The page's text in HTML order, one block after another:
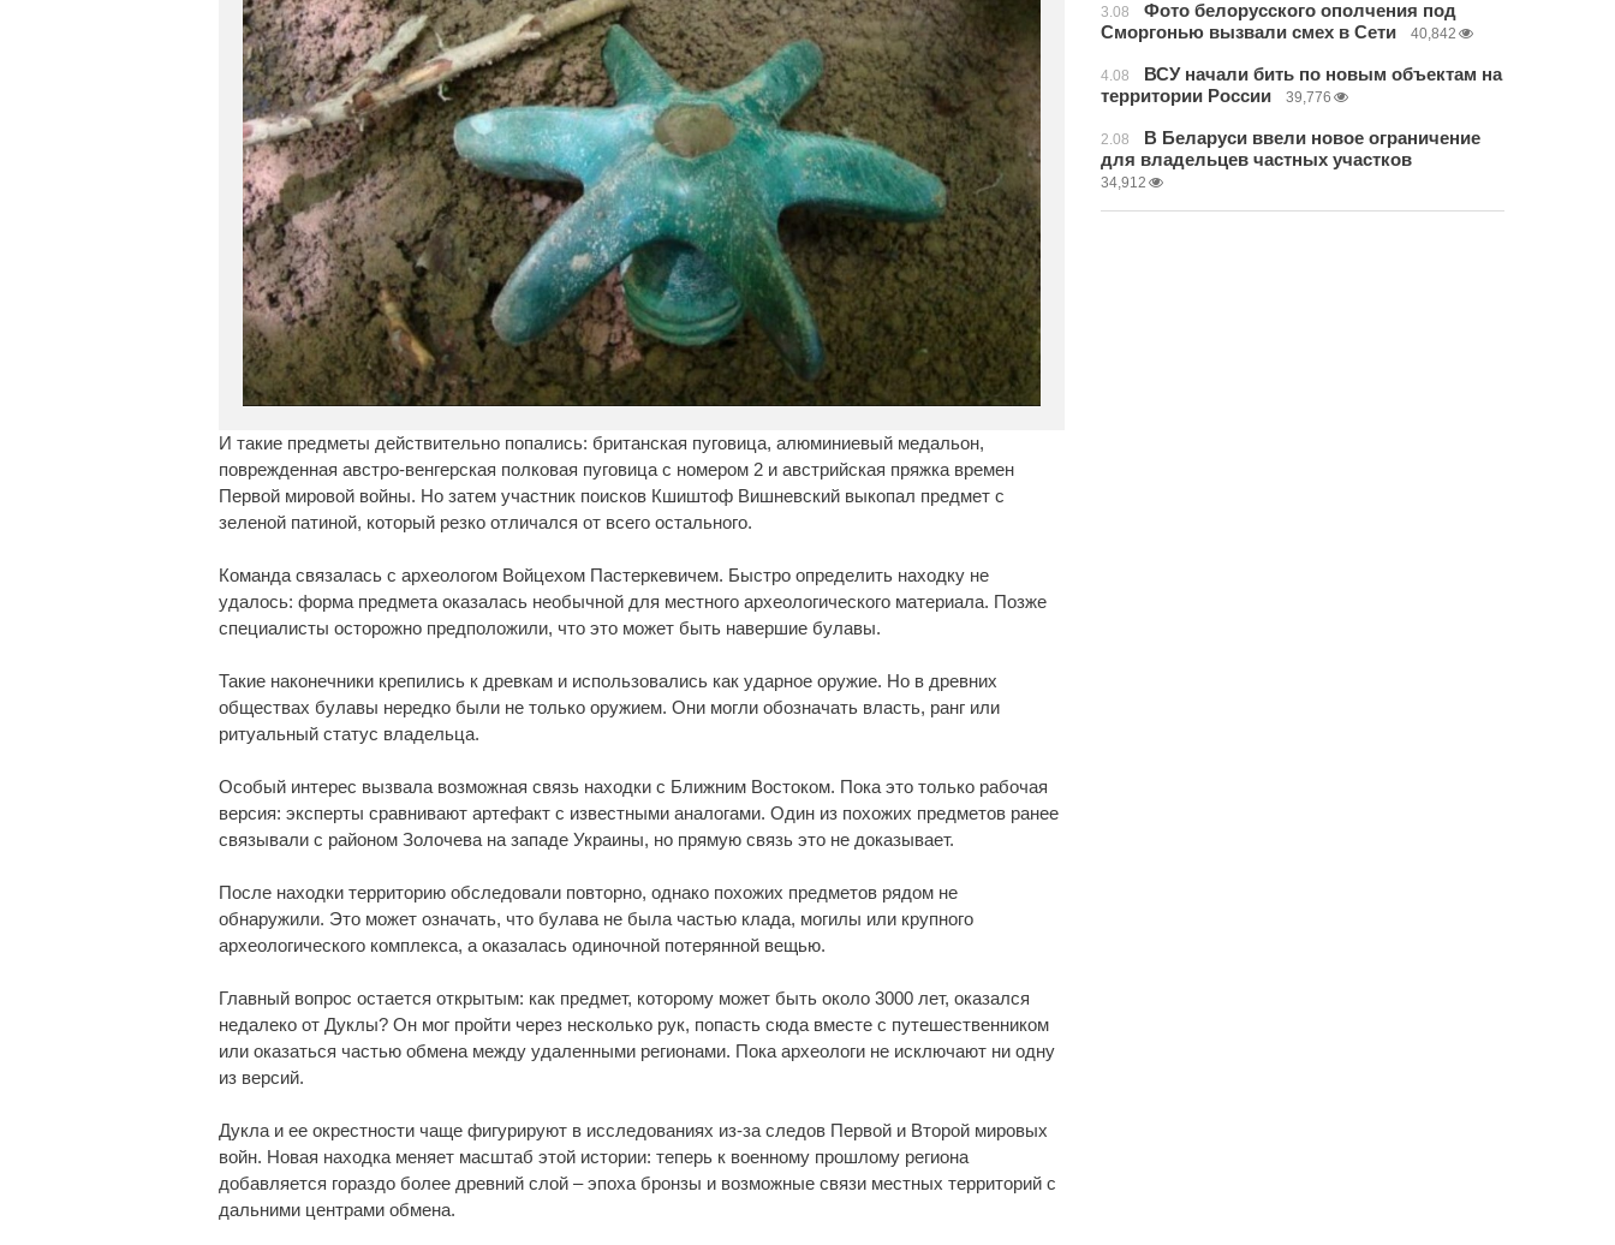
И такие предметы действительно попались: британская пуговица, алюминиевый медальон,
поврежденная австро-венгерская полковая пуговица с номером 2 и австрийская пряжка времен
Первой мировой войны. Но затем участник поисков Кшиштоф Вишневский выкопал предмет с
зеленой патиной, который резко отличался от всего остального.
Команда связалась с археологом Войцехом Пастеркевичем. Быстро определить находку не
удалось: форма предмета оказалась необычной для местного археологического материала. Позже
специалисты осторожно предположили, что это может быть навершие булавы.
Такие наконечники крепились к древкам и использовались как ударное оружие. Но в древних
обществах булавы нередко были не только оружием. Они могли обозначать власть, ранг или
ритуальный статус владельца.
Особый интерес вызвала возможная связь находки с Ближним Востоком. Пока это только рабочая
версия: эксперты сравнивают артефакт с известными аналогами. Один из похожих предметов ранее
связывали с районом Золочева на западе Украины, но прямую связь это не доказывает.
После находки территорию обследовали повторно, однако похожих предметов рядом не
обнаружили. Это может означать, что булава не была частью клада, могилы или крупного
археологического комплекса, а оказалась одиночной потерянной вещью.
Главный вопрос остается открытым: как предмет, которому может быть около 3000 лет, оказался
недалеко от Дуклы? Он мог пройти через несколько рук, попасть сюда вместе с путешественником
или оказаться частью обмена между удаленными регионами. Пока археологи не исключают ни одну
из версий.
Дукла и ее окрестности чаще фигурируют в исследованиях из-за следов Первой и Второй мировых
войн. Новая находка меняет масштаб этой истории: теперь к военному прошлому региона
добавляется гораздо более древний слой – эпоха бронзы и возможные связи местных территорий с
дальними центрами обмена.
3.08
Фото белорусского ополчения под
Сморгонью вызвали смех в Сети
40,842
4.08
ВСУ начали бить по новым объектам на
территории России
39,776
2.08
В Беларуси ввели новое ограничение
для владельцев частных участков
34,912